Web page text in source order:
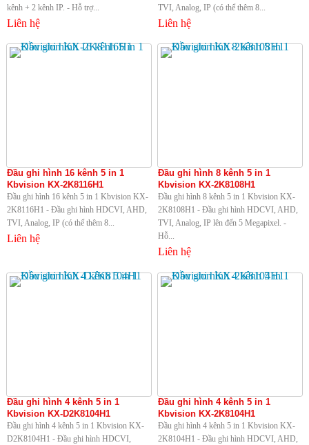
kênh + 2 kênh IP. - Hỗ trợ...
Liên hệ
TVI, Analog, IP (có thể thêm 8...
Liên hệ
Đầu ghi hình 16 kênh 5 in 1
Kbvision KX-2K8116H1
Đầu ghi hình 16 kênh 5 in 1 Kbvision KX-
2K8116H1 - Đầu ghi hình HDCVI, AHD,
TVI, Analog, IP (có thể thêm 8...
Liên hệ
Đầu ghi hình 8 kênh 5 in 1
Kbvision KX-2K8108H1
Đầu ghi hình 8 kênh 5 in 1 Kbvision KX-
2K8108H1 - Đầu ghi hình HDCVI, AHD,
TVI, Analog, IP lên đến 5 Megapixel. -
Hỗ...
Liên hệ
Đầu ghi hình 4 kênh 5 in 1
Kbvision KX-D2K8104H1
Đầu ghi hình 4 kênh 5 in 1 Kbvision KX-
D2K8104H1 - Đầu ghi hình HDCVI,
Đầu ghi hình 4 kênh 5 in 1
Kbvision KX-2K8104H1
Đầu ghi hình 4 kênh 5 in 1 Kbvision KX-
2K8104H1 - Đầu ghi hình HDCVI, AHD,